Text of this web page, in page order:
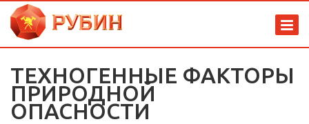
ТЕХНОГЕННЫЕ ФАКТОРЫ
ПРИРОДНОЙ
ОПАСНОСТИ